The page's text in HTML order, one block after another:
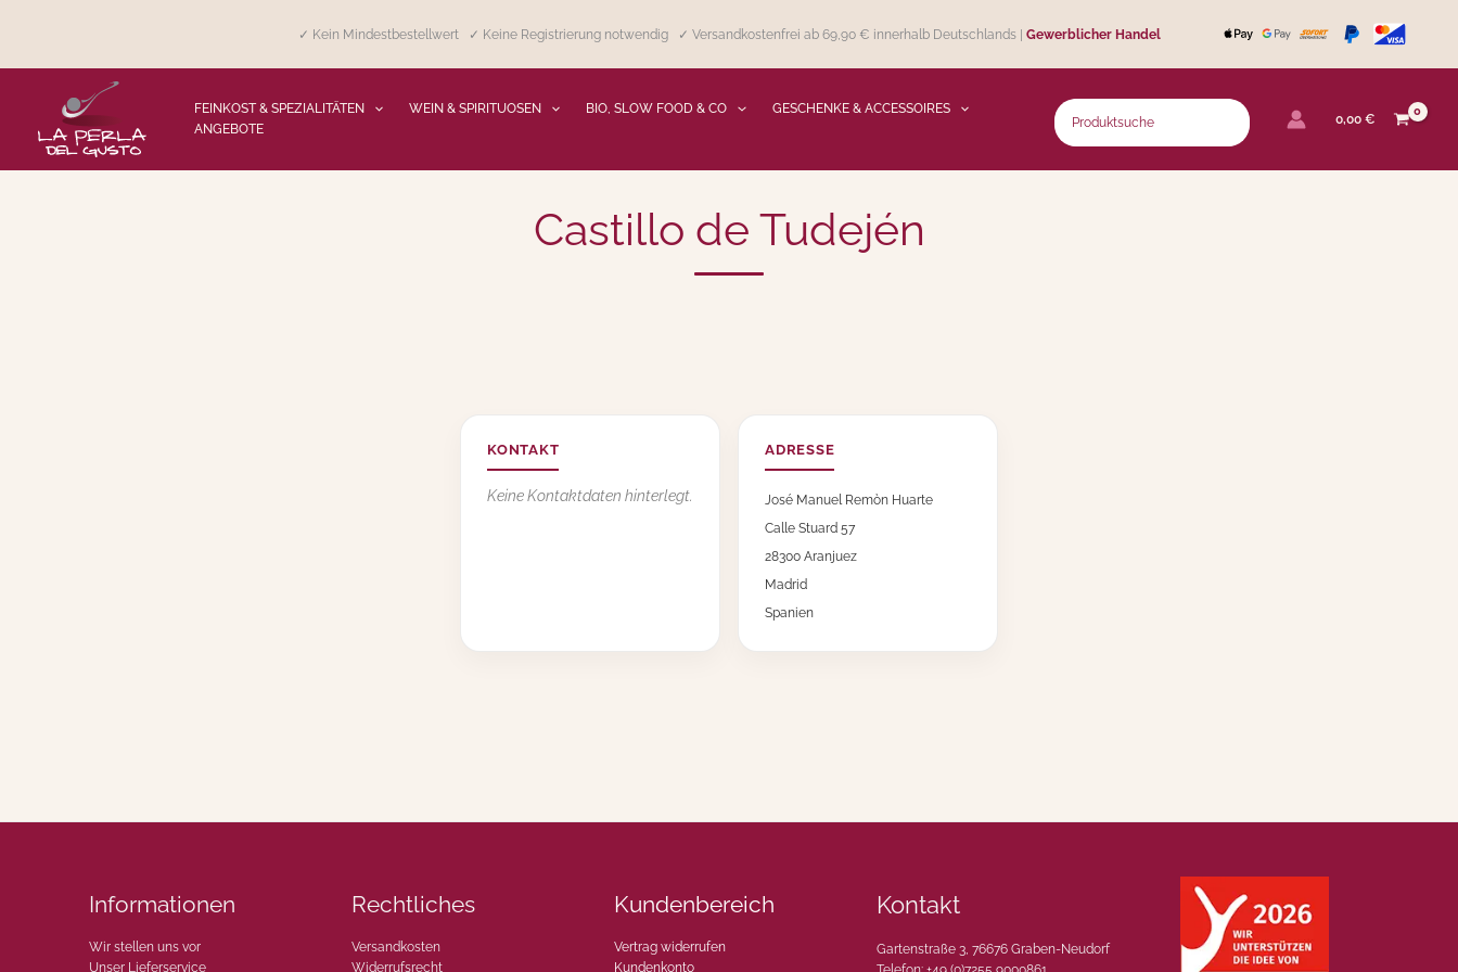
✓ Kein Mindestbestellwert ✓ Keine Registrierung notwendig ✓ Versandkostenfrei ab 69,90 € innerhalb Deutschlands | Gewerblicher Handel
FEINKOST & SPEZIALITÄTEN WEIN & SPIRITUOSEN BIO, SLOW FOOD & CO
GESCHENKE & ACCESSOIRES
ANGEBOTE
0,00€
Castillo de Tudején
KONTAKT
Keine Kontaktdaten hinterlegt.
ADRESSE
José Manuel Remòn Huarte
Calle Stuard 57
28300 Aranjuez
Madrid
Spanien
Informationen
Wir stellen uns vor
Unser Lieferservice
Rechtliches
Versandkosten
Widerrufsrecht
Kundenbereich
Vertrag widerrufen
Kundenkonto
Kontakt
Gartenstraße 3, 76676 Graben-Neudorf